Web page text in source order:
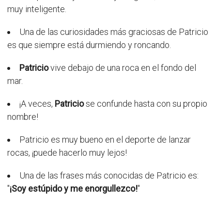
muy inteligente.
Una de las curiosidades más graciosas de Patricio
es que siempre está durmiendo y roncando.
Patriciovive debajo de una roca en el fondo del
mar.
¡A veces, Patriciose confunde hasta con su propio
nombre!
Patricio es muy bueno en el deporte de lanzar
rocas, ¡puede hacerlo muy lejos!
Una de las frases más conocidas de Patricio es:
"¡Soy estúpido y me enorgullezco!"